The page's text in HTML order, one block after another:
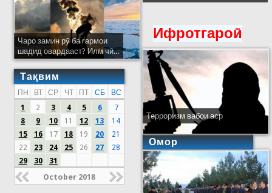
Чаро замин рӯ ба гармои
шадид овардааст? Илм чӣ...
Тақвим
ПН ВТ СР ЧТ ПТ СБ
ВС
1
2 3 4 5 6
7
8
9 10 11 12 13
14
15
16 17 18 19 20
21
22
23 24 25 26 27
28
29
30 31
October 2018
Ифротгароӣ
Терроризм вабои аср
Омор